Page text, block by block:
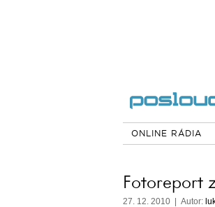
ONLINE RÁDIA
Fotoreport
27. 12. 2010 | Autor: